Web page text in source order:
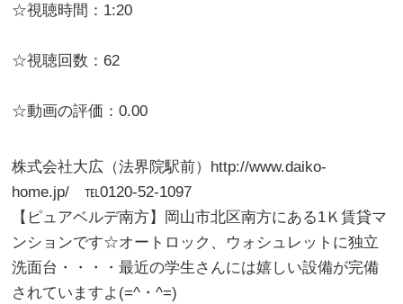
☆視聴時間：1:20
☆視聴回数：62
☆動画の評価：0.00
株式会社大広（法界院駅前）http://www.daiko-
home.jp/ ℡0120-52-1097
【ピュアベルデ南方】岡山市北区南方にある1Ｋ賃貸マ
ンションです☆オートロック、ウォシュレットに独立
洗面台・・・・最近の学生さんには嬉しい設備が完備
されていますよ(=^・^=)